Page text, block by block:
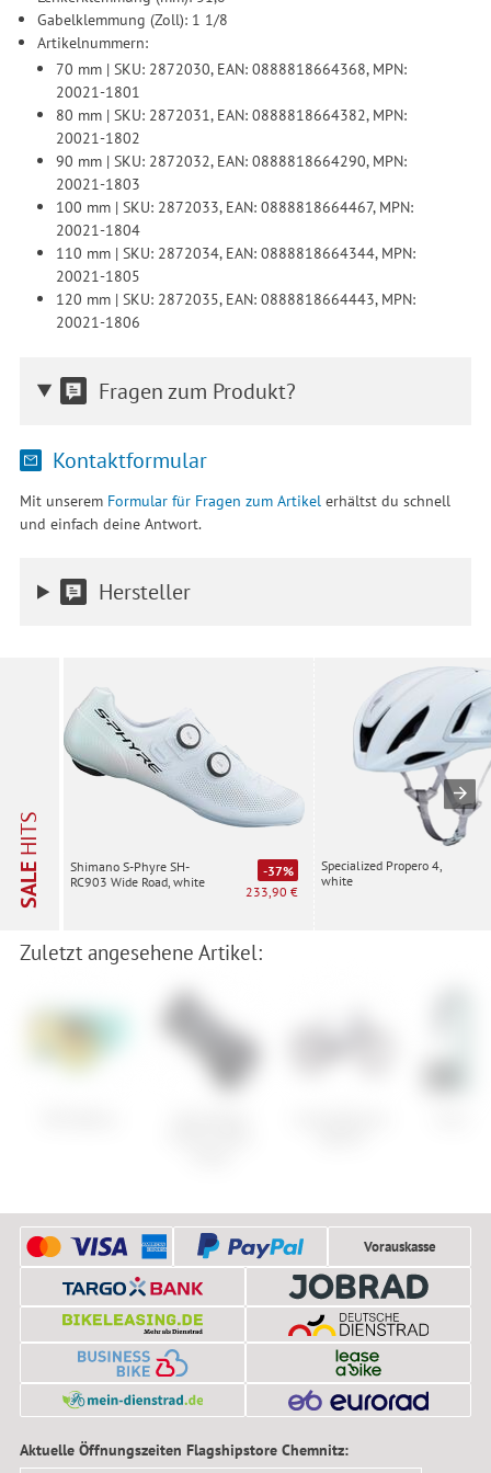
Gabelklemmung (Zoll): 1 1/8
Artikelnummern:
70 mm | SKU: 2872030, EAN: 0888818664368, MPN:
20021-1801
80 mm | SKU: 2872031, EAN: 0888818664382, MPN:
20021-1802
90 mm | SKU: 2872032, EAN: 0888818664290, MPN:
20021-1803
100 mm | SKU: 2872033, EAN: 0888818664467, MPN:
20021-1804
110 mm | SKU: 2872034, EAN: 0888818664344, MPN:
20021-1805
120 mm | SKU: 2872035, EAN: 0888818664443, MPN:
20021-1806
Fragen zum Produkt?
Kontaktformular
Mit unserem Formular für Fragen zum Artikel erhältst du schnell
und einfach deine Antwort.
Hersteller
SALE
HITS
Shimano S-Phyre SH-
RC903 Wide Road, white
-37%
233,90 €
Specialized Propero 4,
white
Zuletzt angesehene Artikel:
Vorauskasse
Aktuelle Öffnungszeiten Flagshipstore Chemnitz: